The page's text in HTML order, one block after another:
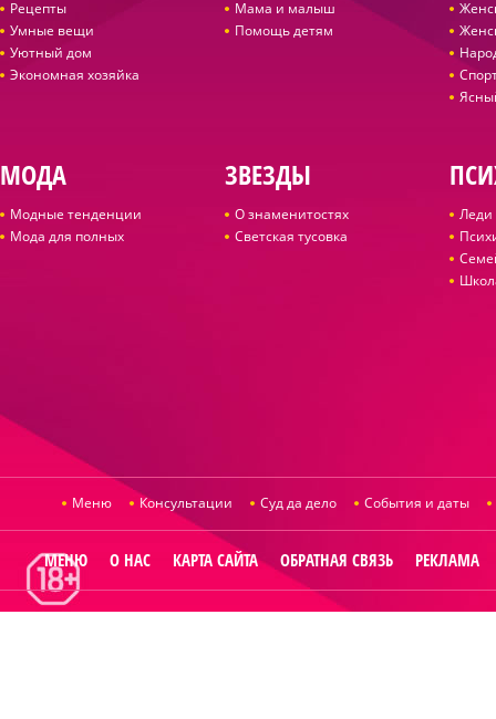
Рецепты
Умные вещи
Уютный дом
Экономная хозяйка
Мама и малыш
Помощь детям
МОДА
Модные тенденции
Мода для полных
ЗВЕЗДЫ
О знаменитостях
Светская тусовка
Леди
Меню Консультации Суд да дело События и даты
МЕНЮ О НАС КАРТА САЙТА ОБРАТНАЯ СВЯЗЬ РЕКЛАМА